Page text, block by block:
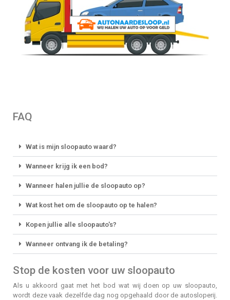
FAQ
Wat is mijn sloopauto waard?
Wanneer krijg ik een bod?
Wanneer halen jullie de sloopauto op?
Wat kost het om de sloopauto op te halen?
Kopen jullie alle sloopauto's?
Wanneer ontvang ik de betaling?
Stop de kosten voor uw sloopauto
Als u akkoord gaat met het bod wat wij doen op uw sloopauto,
wordt deze vaak dezelfde dag nog opgehaald door de autosloperij.